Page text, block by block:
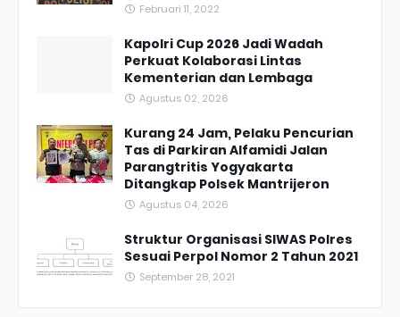
Februari 11, 2022
Kapolri Cup 2026 Jadi Wadah
Perkuat Kolaborasi Lintas
Kementerian dan Lembaga
Agustus 02, 2026
Kurang 24 Jam, Pelaku Pencurian
Tas di Parkiran Alfamidi Jalan
Parangtritis Yogyakarta
Ditangkap Polsek Mantrijeron
Agustus 04, 2026
Struktur Organisasi SIWAS Polres
Sesuai Perpol Nomor 2 Tahun 2021
September 28, 2021